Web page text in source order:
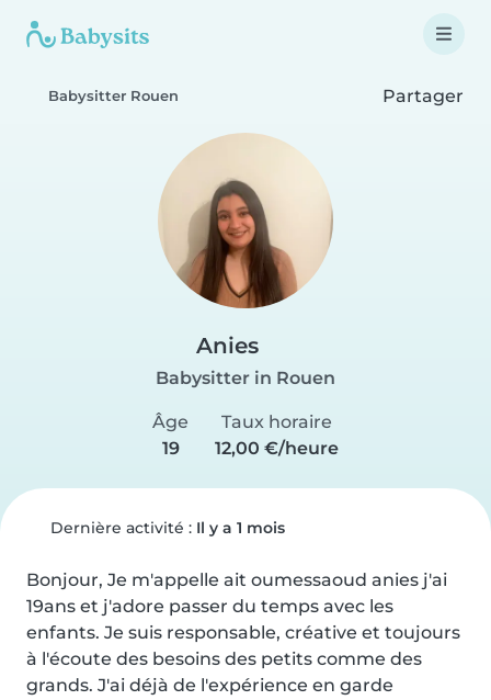
Babysitter Rouen Partager
Anies
Babysitter in Rouen
Âge
19
Taux horaire
12,00 €/heure
Dernière activité : Il y a 1 mois
Bonjour, Je m'appelle ait oumessaoud anies j'ai
19ans et j'adore passer du temps avec les
enfants. Je suis responsable, créative et toujours
à l'écoute des besoins des petits comme des
grands. J'ai déjà de l'expérience en garde